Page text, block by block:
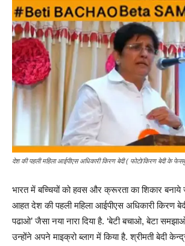
देश की पहली महिला आईपीएस अधिकारी किरण बेदी ( फोटो/किरण बेदी के
भारत में बच्चियों को हवस और क्रूरता का शिकार
आहत देश की पहली महिला आईपीएस अधिकारी किरण
पढाओ’ जैसा नया नारा दिया है. ‘बेटी बचाओ, बेटा
उन्होंने अपने माइक्रो ब्लाग में किया है. श्रीमती बेदी